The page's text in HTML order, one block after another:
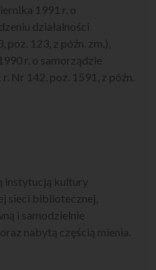
1991 r. o
działalności
123, z późn. zm.),
r. o samorządzie
Nr 142, poz. 1591, z późn.
instytucją kultury
sieci bibliotecznej,
i samodzielnie
nabytą częścią mienia.